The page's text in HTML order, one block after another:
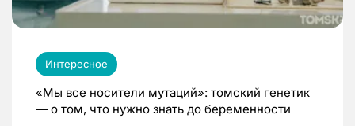
Интересное
«Мы все носители мутаций»: томский генетик
— о том, что нужно знать до беременности